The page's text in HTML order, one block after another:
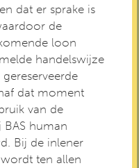
dat er sprake is
de
loon
handelswijze
dat moment
van de
human
Bij de inlener
ten allen